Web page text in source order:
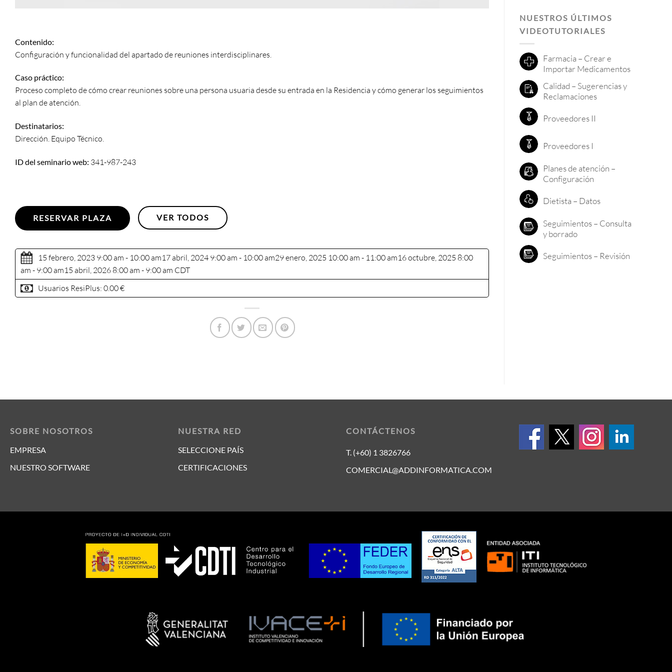
Contenido:
Configuración y funcionalidad del apartado de reuniones interdisciplinares.
Caso práctico:
Proceso completo de cómo crear reuniones sobre una persona usuaria desde su entrada en la Residencia y cómo generar los seguimientos
al plan de atención.
Destinatarios:
Dirección. Equipo Técnico.
ID del seminario web: 341-987-243
RESERVAR PLAZA VER TODOS
15 febrero, 2023 9:00 am - 10:00 am17 abril, 2024 9:00 am - 10:00 am29 enero, 2025 10:00 am - 11:00 am16 octubre, 2025 8:00
am - 9:00 am15 abril, 2026 8:00 am - 9:00 am CDT
Usuarios ResiPlus: 0.00 €
NUESTROS ÚLTIMOS
VIDEOTUTORIALES
Farmacia – Crear e
Importar Medicamentos
Calidad – Sugerencias y
Reclamaciones
Proveedores II
Proveedores I
Planes de atención –
Configuración
Dietista – Datos
Seguimientos – Consulta
y borrado
Seguimientos – Revisión
SOBRE NOSOTROS
EMPRESA
NUESTRO SOFTWARE
NUESTRA RED
SELECCIONE PAÍS
CERTIFICACIONES
CONTÁCTENOS
T. (+60) 1 3826766
COMERCIAL@ADDINFORMATICA.COM